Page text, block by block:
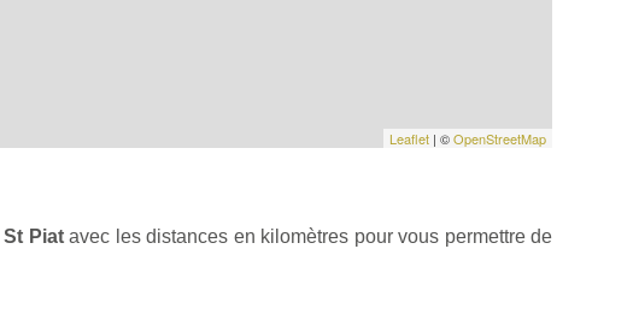
Leaflet | ©OpenStreetMap
Piatavec les distances en kilomètres pour vous permettre de